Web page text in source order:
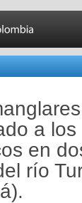
a los
en
río